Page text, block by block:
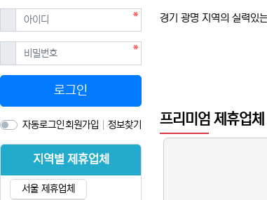
경기 광명 지역의 실력있
프리미엄 제휴업체
아이디필수
비밀번호필수
로그인
자동로그인회원가입 정보찾기
지역별 제휴업체
서울 제휴업체